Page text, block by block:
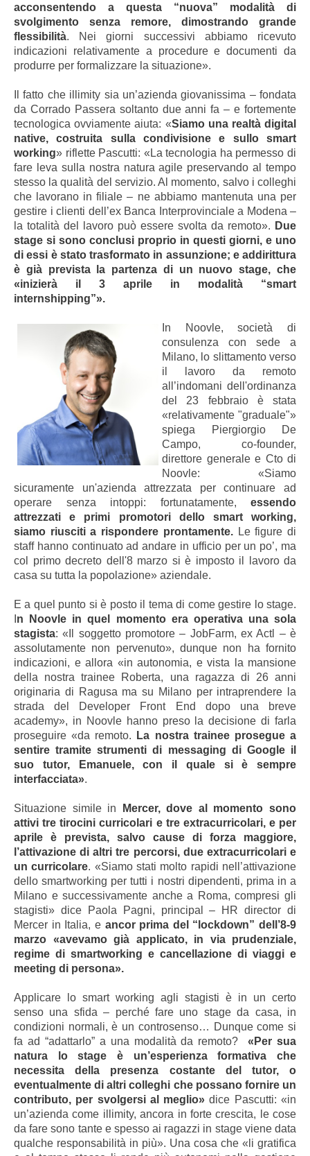
acconsentendo a questa “nuova” modalità di
svolgimento senza remore, dimostrando grande
flessibilità. Nei giorni successivi abbiamo ricevuto
indicazioni relativamente a procedure e documenti da
produrre per formalizzare la situazione».
Il fatto che illimity sia un’azienda giovanissima – fondata
da Corrado Passera soltanto due anni fa – e fortemente
tecnologica ovviamente aiuta: «Siamo una realtà digital
native, costruita sulla condivisione e sullo smart
working» riflette Pascutti: «La tecnologia ha permesso di
fare leva sulla nostra natura agile preservando al tempo
stesso la qualità del servizio. Al momento, salvo i colleghi
che lavorano in filiale – ne abbiamo mantenuta una per
gestire i clienti dell’ex Banca Interprovinciale a Modena –
la totalità del lavoro può essere svolta da remoto». Due
stage si sono conclusi proprio in questi giorni, e uno
di essi è stato trasformato in assunzione; e addirittura
è già prevista la partenza di un nuovo stage, che
«inizierà il 3 aprile in modalità “smart
internshipping”».
In Noovle, società di
consulenza con sede a
Milano, lo slittamento verso
il lavoro da remoto
all’indomani dell'ordinanza
del 23 febbraio è stata
«relativamente "graduale"»
spiega Piergiorgio De
Campo, co-founder,
direttore generale e Cto di
Noovle: «Siamo
sicuramente un'azienda attrezzata per continuare ad
operare senza intoppi: fortunatamente, essendo
attrezzati e primi promotori dello smart working,
siamo riusciti a rispondere prontamente.Le figure di
staff hanno continuato ad andare in ufficio per un po’, ma
col primo decreto dell'8 marzo si è imposto il lavoro da
casa su tutta la popolazione» aziendale.
E a quel punto si è posto il tema di come gestire lo stage.
n Noovle in quel momento era operativa una sola
stagista: «Il soggetto promotore – JobFarm, ex Actl – è
assolutamente non pervenuto», dunque non ha fornito
indicazioni, e allora «in autonomia, e vista la mansione
della nostra trainee Roberta, una ragazza di 26 anni
originaria di Ragusa ma su Milano per intraprendere la
strada del Developer Front End dopo una breve
academy», in Noovle hanno preso la decisione di farla
proseguire «da remoto.
La nostra trainee prosegue a
sentire tramite strumenti di messaging di Google il
suo tutor, Emanuele, con il quale si è sempre
interfacciata».
Situazione simile in Mercer, dove al momento sono
attivi tre tirocini curricolari e tre extracurricolari, e per
aprile è prevista, salvo cause di forza maggiore,
l’attivazione di altri tre percorsi, due extracurricolari e
un curricolare. «Siamo stati molto rapidi nell’attivazione
dello smartworking per tutti i nostri dipendenti, prima in a
Milano e successivamente anche a Roma, compresi gli
stagisti» dice Paola Pagni, principal – HR director di
Mercer in Italia, e ancor prima del “lockdown” dell’8-9
marzo «avevamo già applicato, in via prudenziale,
regime di smartworking e cancellazione di viaggi e
meeting di persona».
Applicare lo smart working agli stagisti è in un certo
senso una sfida – perché fare uno stage da casa, in
condizioni normali, è un controsenso… Dunque come si
fa ad “adattarlo” a una modalità da remoto?
«Per sua
natura lo stage è un’esperienza formativa che
necessita della presenza costante del tutor, o
eventualmente di altri colleghi che possano fornire un
contributo, per svolgersi al meglio» dice Pascutti: «in
un’azienda come illimity, ancora in forte crescita, le cose
da fare sono tante e spesso ai ragazzi in stage viene data
qualche responsabilità in più». Una cosa che «li gratifica